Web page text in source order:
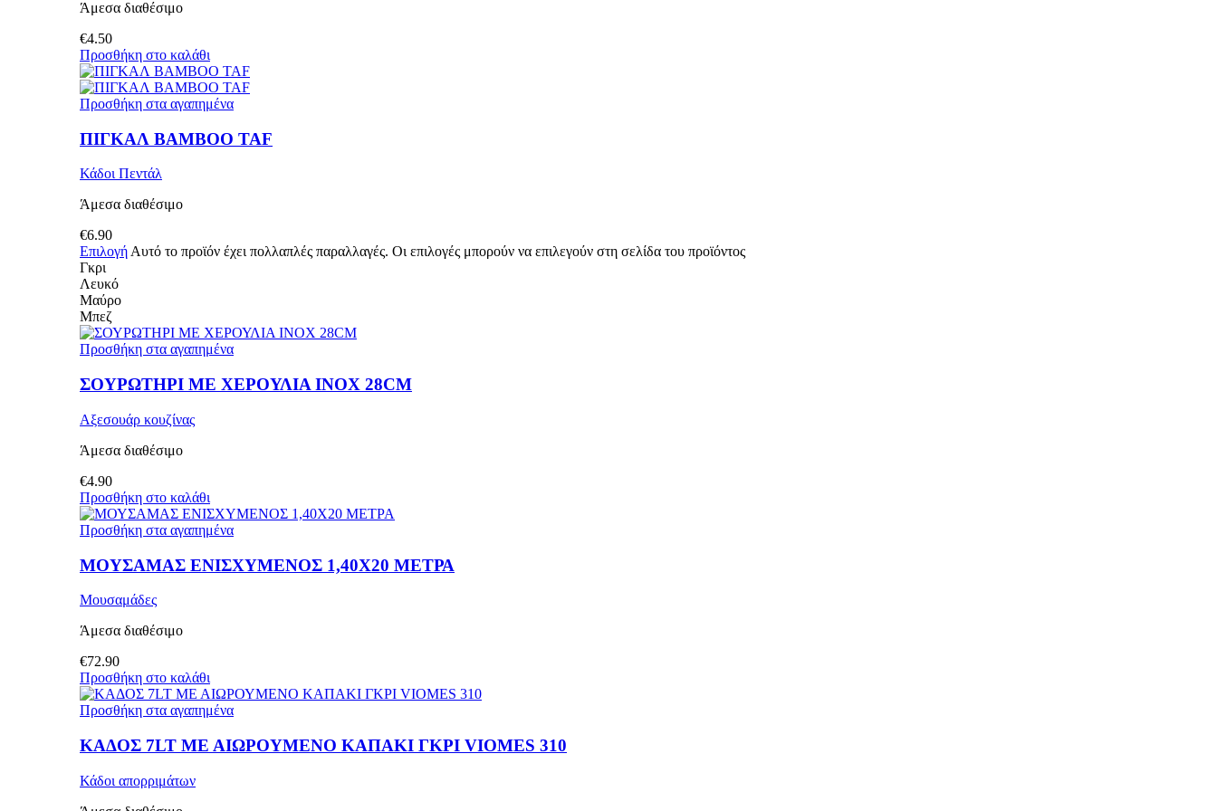
Άμεσα διαθέσιμο
€4.50
Προσθήκη στο καλάθι
Προσθήκη στα αγαπημένα
ΠΙΓΚΑΛ BAMBOO TAF
Κάδοι Πεντάλ
Άμεσα διαθέσιμο
€6.90
Επιλογή Αυτό το προϊόν έχει πολλαπλές παραλλαγές. Οι επιλογές μπορούν να επιλεγούν στη σελίδα του προϊόντος
Γκρι
Λευκό
Μαύρο
Μπεζ
Προσθήκη στα αγαπημένα
ΣΟΥΡΩΤΗΡΙ ΜΕ ΧΕΡΟΥΛΙΑ ΙΝΟX 28CM
Αξεσουάρ κουζίνας
Άμεσα διαθέσιμο
€4.90
Προσθήκη στο καλάθι
Προσθήκη στα αγαπημένα
ΜΟΥΣΑΜΑΣ ΕΝΙΣΧΥΜΕΝΟΣ 1,40Χ20 ΜΕΤΡΑ
Μουσαμάδες
Άμεσα διαθέσιμο
€72.90
Προσθήκη στο καλάθι
Προσθήκη στα αγαπημένα
ΚΑΔΟΣ 7LT ΜΕ ΑΙΩΡΟΥΜΕΝΟ ΚΑΠΑΚΙ ΓΚΡΙ VIOMES 310
Κάδοι απορριμάτων